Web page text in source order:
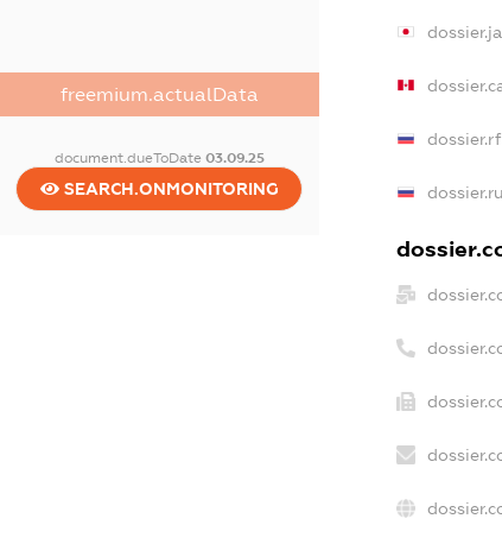
freemium.actualData
document.dueToDate 03.09.25
SEARCH.ONMONITORING